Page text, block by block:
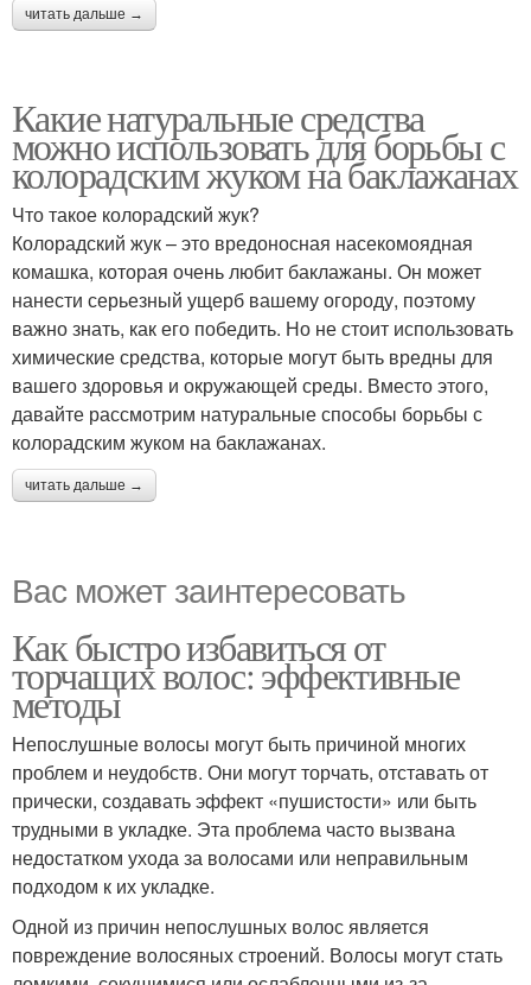
читать дальше →
Какие натуральные средства
можно использовать для борьбы с
колорадским жуком на баклажанах
Что такое колорадский жук?
Колорадский жук – это вредоносная насекомоядная
комашка, которая очень любит баклажаны. Он может
нанести серьезный ущерб вашему огороду, поэтому
важно знать, как его победить. Но не стоит использовать
химические средства, которые могут быть вредны для
вашего здоровья и окружающей среды. Вместо этого,
давайте рассмотрим натуральные способы борьбы с
колорадским жуком на баклажанах.
читать дальше →
Вас может заинтересовать
Как быстро избавиться от
торчащих волос: эффективные
методы
Непослушные волосы могут быть причиной многих
проблем и неудобств. Они могут торчать, отставать от
прически, создавать эффект «пушистости» или быть
трудными в укладке. Эта проблема часто вызвана
недостатком ухода за волосами или неправильным
подходом к их укладке.
Одной из причин непослушных волос является
повреждение волосяных строений. Волосы могут стать